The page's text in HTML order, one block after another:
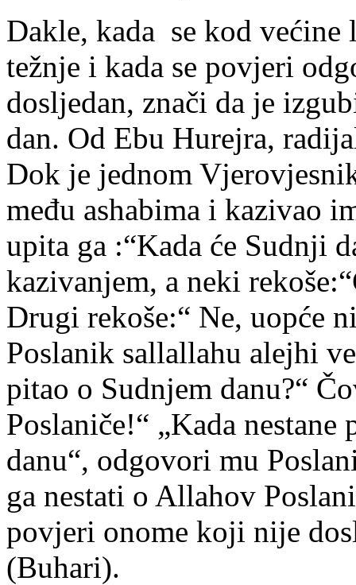
Dakle, kada se kod
težnje i kada se povjeri
dosljedan, znači da je
dan. Od Ebu Hurejra,
Dok je jednom
među ashabima i kazivao
upita ga :“Kada će Sudnji
kazivanjem, a neki
Drugi rekoše:“ Ne, uopće
Poslanik sallallahu alejhi
pitao o Sudnjem danu?“
Poslaniče!“ „Kada
danu“, odgovori mu
ga nestati o Allahov
povjeri onome koji nije
(Buhari).